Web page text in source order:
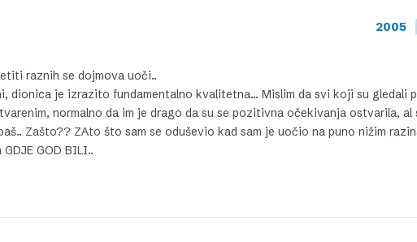
2005
raznih se dojmova uoči..
dionica je izrazito fundamentalno kvalitetna… Mislim da svi koji su gledali
normalno da im je drago da su se pozitivna očekivanja ostvarila, al
Zašto?? ZAto što sam se oduševio kad sam je uočio na puno nižim
GOD BILI..